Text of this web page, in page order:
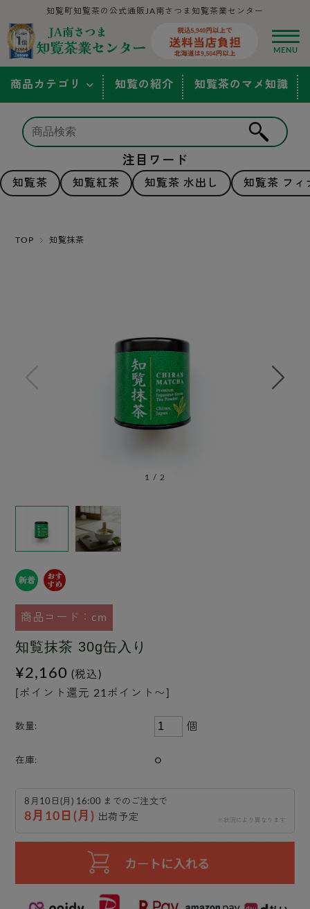
知覧町知覧茶の公式通販JA南さつま知覧茶業センター
商品カテゴリ 知覧の紹介 知覧茶のマメ知識
注目ワード
知覧茶 知覧紅茶 知覧茶 水出し 知覧茶 フィ
TOP 知覧抹茶
1 / 2
商品コード：cm
知覧抹茶 30g缶入り
¥2,160 (税込)
[ポイント還元 21ポイント〜]
数量: 個
在庫: ○
8月10日(月) 16:00 までのご注文で
8月10日(月) 出荷予定